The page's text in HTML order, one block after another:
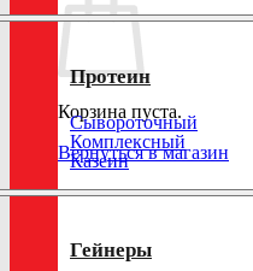
Корзина пуста.
Вернуться в магазин
Протеин
Сывороточный
Комплексный
Казеин
Гейнеры